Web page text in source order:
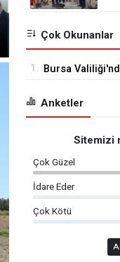
Çok Okunanlar
1. Bursa
Anketler
Sitemizi
Çok Güzel
İdare Eder
Çok Kötü